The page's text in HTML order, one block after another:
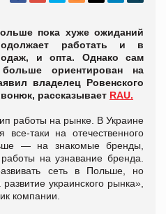
пока хуже ожиданий
работать и в
и опта. Однако сам
ориентирован на
владелец Ровенского
рассказывает RAU.
работы на рынке. В Украине
все-таки на отечественного
— на знакомые бренды,
на узнавание бренда.
сеть в Польше, но
украинского рынка»,
компании.